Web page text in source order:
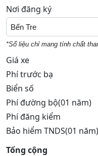
Nơi đăng ký
Bến Tre
*Số liệu chỉ mang tính chất
Giá xe
Phí trước bạ
Biển số
Phí đường bộ(01 năm)
Phí đăng kiểm
Bảo hiểm TNDS(01 năm)
Tổng cộng